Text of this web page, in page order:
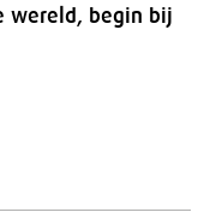
wereld, begin bij